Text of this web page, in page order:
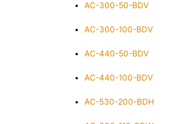
AC-300-50-BDV
AC-300-100-BDV
AC-440-50-BDV
AC-440-100-BDV
AC-530-200-BDH